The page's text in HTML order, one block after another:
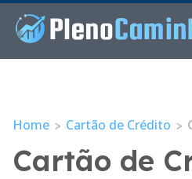
Home > Cartão de Crédito >
Cartão de